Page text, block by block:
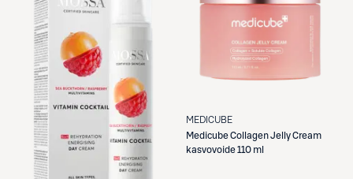
MEDICUBE
MedicubeCollagen Jelly Cream
kasvovoide 110 ml